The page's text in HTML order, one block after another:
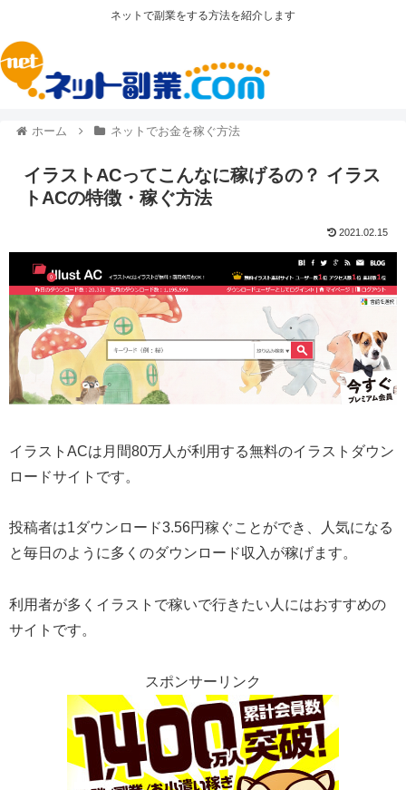
ネットで副業をする方法を紹介します
ホーム ネットでお金を稼ぐ方法
イラストACってこんなに稼げるの？ イラス
トACの特徴・稼ぐ方法
2021.02.15
イラストACは月間80万人が利用する無料のイラストダウン
ロードサイトです。
投稿者は1ダウンロード3.56円稼ぐことができ、人気になる
と毎日のように多くのダウンロード収入が稼げます。
利用者が多くイラストで稼いで行きたい人にはおすすめの
サイトです。
スポンサーリンク